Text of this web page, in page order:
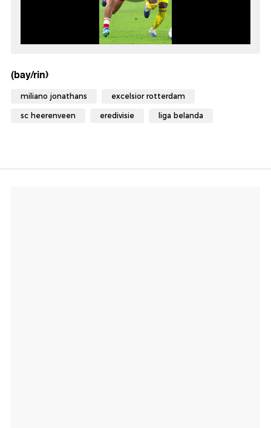
(bay/rin)
miliano jonathans excelsior rotterdam
sc heerenveen eredivisie liga belanda